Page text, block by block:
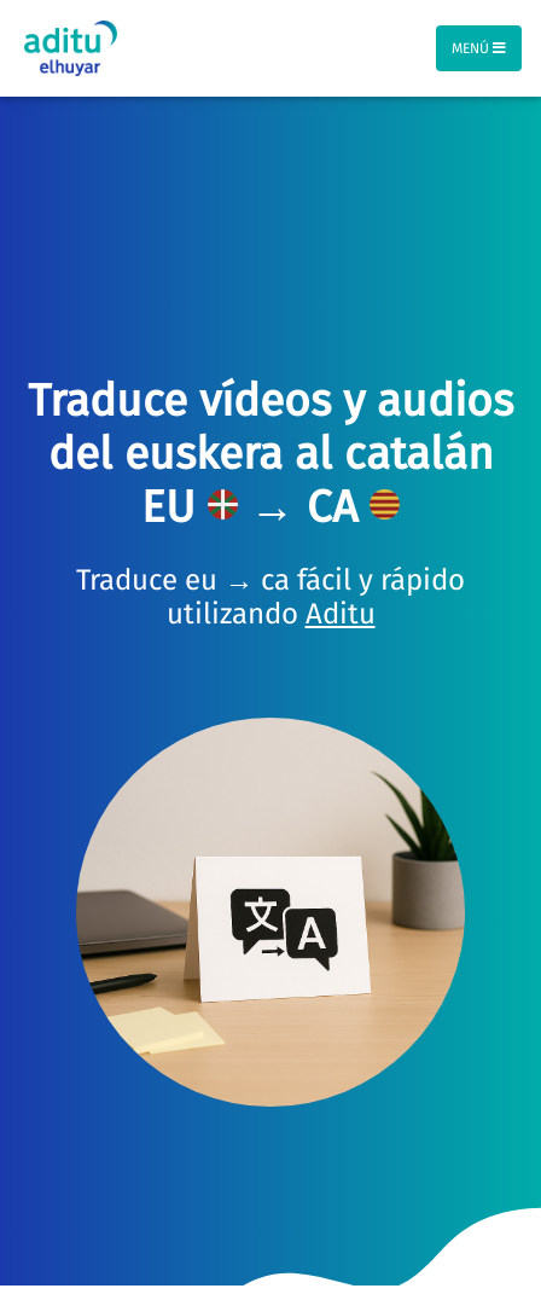
MENÚ
Traduce vídeos y audios
del euskera al catalán
EU
→ CA
Traduce eu → ca fácil y rápido
utilizando Aditu